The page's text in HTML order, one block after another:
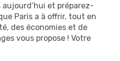
et préparez-
Paris a à offrir, tout en
des économies et de
vous propose ! Votre